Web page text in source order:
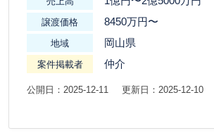
譲渡価格 8450万円〜
地域 岡山県
案件掲載者 仲介
公開日：2025-12-11 更新日：2025-12-10